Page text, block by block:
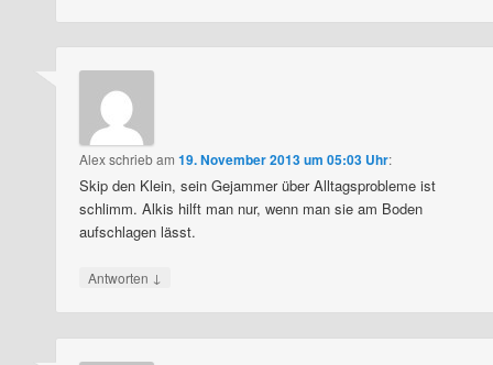
Alexschriebam19. November 2013 um 05:03 Uhr:
Skip den Klein, sein Gejammer über Alltagsprobleme ist
schlimm. Alkis hilft man nur, wenn man sie am Boden
aufschlagen lässt.
Antworten ↓